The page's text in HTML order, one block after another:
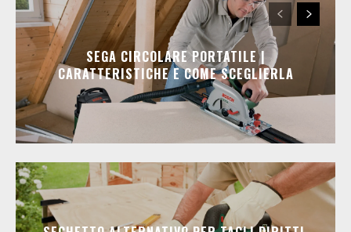
SEGA CIRCOLARE PORTATILE |
CARATTERISTICHE E COME SCEGLIERLA